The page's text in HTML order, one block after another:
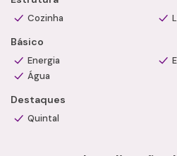
Consulte informações
negociação.
Agende uma visita com um de
especializados e conheça esta
Cozinha
Básico
Energia
Água
Destaques
Quintal